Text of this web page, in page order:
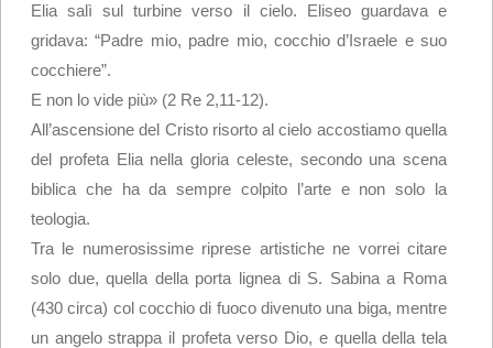
all’uso dei
cookie.
più clicca qui:
Cookie Policy
Accetto
Loading...
Elia salì sul turbine verso il cielo. Eliseo guardava e
gridava: “Padre mio, padre mio, cocchio d’Israele e suo
cocchiere”.
E non lo vide più» (2 Re 2,11-12).
All’ascensione del Cristo risorto al cielo accostiamo quella
del profeta Elia nella gloria celeste, secondo una scena
biblica che ha da sempre colpito l’arte e non solo la
teologia.
Tra le numerosissime riprese artistiche ne vorrei citare
solo due, quella della porta lignea di S. Sabina a Roma
(430 circa) col cocchio di fuoco divenuto una biga, mentre
un angelo strappa il profeta verso Dio, e quella della tela